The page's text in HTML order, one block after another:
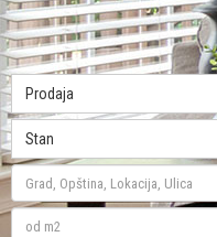
Prodaja
Stan